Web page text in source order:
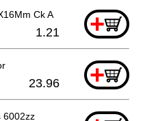
Ck A +
1.21
+
23.96
6002zz